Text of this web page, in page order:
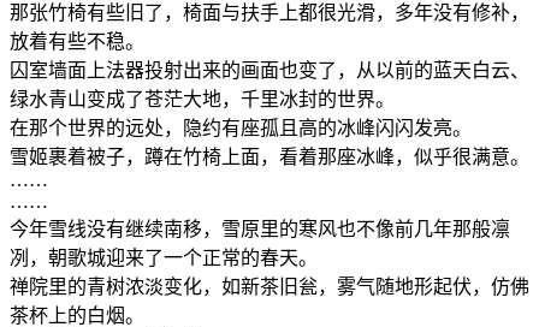
那张竹椅有些旧了，椅面与扶手上都很光滑，多年没有修补，
放着有些不稳。
囚室墙面上法器投射出来的画面也变了，从以前的蓝天白云、
绿水青山变成了苍茫大地，千里冰封的世界。
在那个世界的远处，隐约有座孤且高的冰峰闪闪发亮。
雪姬裹着被子，蹲在竹椅上面，看着那座冰峰，似乎很满意。
……
……
今年雪线没有继续南移，雪原里的寒风也不像前几年那般凛
冽，朝歌城迎来了一个正常的春天。
禅院里的青树浓淡变化，如新茶旧瓮，雾气随地形起伏，仿佛
茶杯上的白烟。